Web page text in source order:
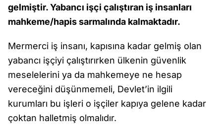
gelmiştir. Yabancı işçi çalıştıran iş insanları
mahkeme/hapis sarmalında kalmaktadır.
Mermerci iş insanı, kapısına kadar gelmiş olan
yabancı işçiyi çalıştırırken ülkenin güvenlik
meselelerini ya da mahkemeye ne hesap
vereceğini düşünmemeli, Devlet’in ilgili
kurumları bu işleri o işçiler kapıya gelene kadar
çoktan halletmiş olmalıdır.